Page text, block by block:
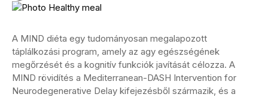
A MIND diéta egy tudományosan megalapozott
táplálkozási program, amely az agy egészségének
megőrzését és a kognitív funkciók javítását célozza. A
MIND rövidítés a Mediterranean-DASH Intervention for
Neurodegenerative Delay kifejezésből származik, és a